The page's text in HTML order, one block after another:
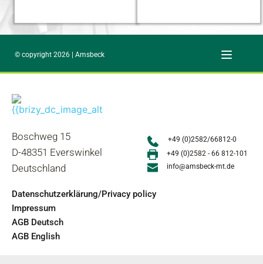
© copyright 2026 | Amsbeck
Boschweg 15
D-48351 Everswinkel
Deutschland
+49 (0)2582/66812-0
+49 (0)2582 - 66 812-101
info@amsbeck-mt.de
Datenschutzerklärung/Privacy policy
Impressum
AGB Deutsch
AGB English